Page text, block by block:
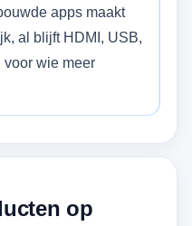
apps maakt
al blijft HDMI, USB,
voor wie meer
op